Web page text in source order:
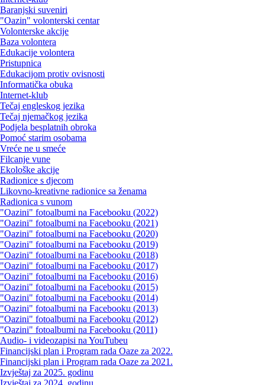
Baranjski suveniri
"Oazin" volonterski centar
Volonterske akcije
Baza volontera
Edukacije volontera
Pristupnica
Edukacijom protiv ovisnosti
Informatička obuka
Internet-klub
Tečaj engleskog jezika
Tečaj njemačkog jezika
Podjela besplatnih obroka
Pomoć starim osobama
Vreće ne u smeće
Filcanje vune
Ekološke akcije
Radionice s djecom
Likovno-kreativne radionice sa ženama
Radionica s vunom
"Oazini" fotoalbumi na Facebooku (2022)
"Oazini" fotoalbumi na Facebooku (2021)
"Oazini" fotoalbumi na Facebooku (2020)
"Oazini" fotoalbumi na Facebooku (2019)
"Oazini" fotoalbumi na Facebooku (2018)
"Oazini" fotoalbumi na Facebooku (2017)
"Oazini" fotoalbumi na Facebooku (2016)
"Oazini" fotoalbumi na Facebooku (2015)
"Oazini" fotoalbumi na Facebooku (2014)
"Oazini" fotoalbumi na Facebooku (2013)
"Oazini" fotoalbumi na Facebooku (2012)
"Oazini" fotoalbumi na Facebooku (2011)
Audio- i videozapisi na YouTubeu
Financijski plan i Program rada Oaze za 2022.
Financijski plan i Program rada Oaze za 2021.
Izvještaj za 2025. godinu
Izvještaj za 2024. godinu